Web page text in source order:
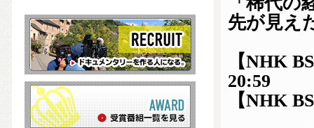
先が見え
【NHK
20:59
【NHK